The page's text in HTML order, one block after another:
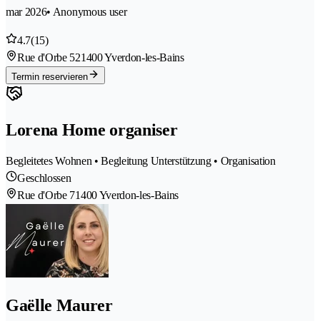
mar 2026• Anonymous user
4.7(15)
Rue d'Orbe 521400 Yverdon-les-Bains
Termin reservieren
Lorena Home organiser
Begleitetes Wohnen • Begleitung Unterstützung • Organisation
Geschlossen
Rue d'Orbe 71400 Yverdon-les-Bains
Gaëlle Maurer